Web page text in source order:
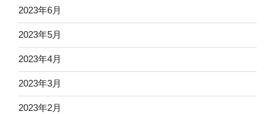
2023年6月
2023年5月
2023年4月
2023年3月
2023年2月